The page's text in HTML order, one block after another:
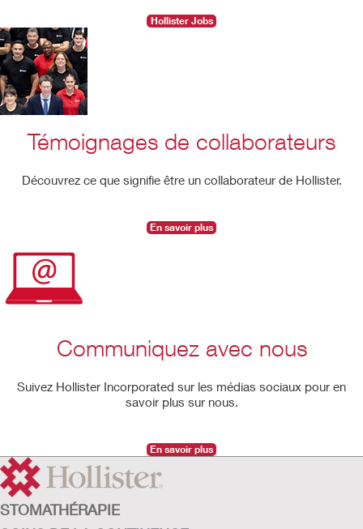
Hollister Jobs
Témoignages de collaborateurs
Découvrez ce que signifie être un collaborateur de Hollister.
En savoir plus
Communiquez avec nous
Suivez Hollister Incorporated sur les médias sociaux pour en
savoir plus sur nous.
En savoir plus
STOMATHÉRAPIE